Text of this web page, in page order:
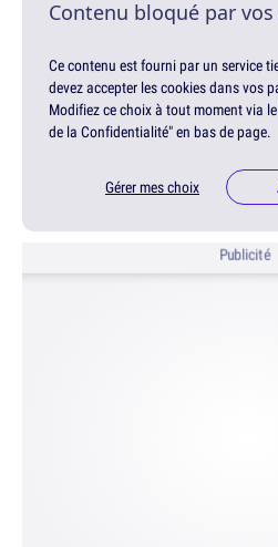
Contenu bloqué par
Ce contenu est fourni par un service
devez accepter les cookies dans vos
Modifiez ce choix à tout moment via
de la Confidentialité" en bas de page.
Gérer mes choix
Publicité